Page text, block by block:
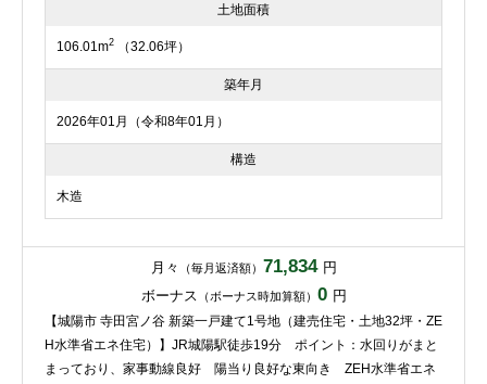
土地面積
106.01m2 （32.06坪）
築年月
2026年01月（令和8年01月）
構造
木造
月々 （毎月返済額） 71,834 円
ボーナス （ボーナス時加算額） 0 円
【城陽市 寺田宮ノ谷 新築一戸建て1号地（建売住宅・土地32坪・ZE
H水準省エネ住宅）】JR城陽駅徒歩19分 ポイント：水回りがまと
まっており、家事動線良好 陽当り良好な東向き ZEH水準省エネ